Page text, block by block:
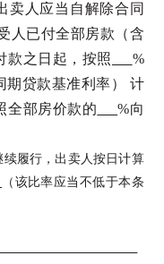
卖人应当自解除合同
人已付全部房款（含
款之日起，按照
%
期贷款基准利率） 计
全部房价款的
%向
履行，出卖人按日计算
（该比率应当不低于本条